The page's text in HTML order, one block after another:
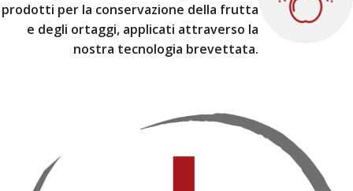
prodotti per la conservazione della frutta
e degli ortaggi, applicati attraverso la
nostra tecnologia brevettata.